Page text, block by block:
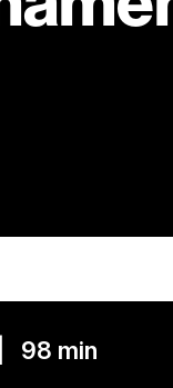
98 min